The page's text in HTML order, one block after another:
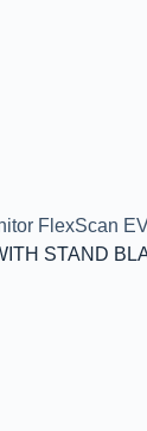
FlexScan
STAND